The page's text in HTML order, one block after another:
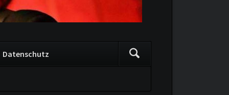
überspringen
Datenschutz